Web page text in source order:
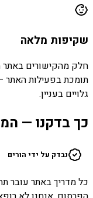
שקיפות מלאה
חלק מהקישורים באתר
תומכת בפעילות האתר
גלויים בעניין.
כך בדקנו —
נבדק על ידי הורים
כל מדריך באתר עובר